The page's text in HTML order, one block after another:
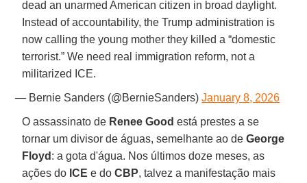
dead an unarmed American citizen in broad daylight.
Instead of accountability, the Trump administration is
now calling the young mother they killed a “domestic
terrorist.” We need real immigration reform, not a
militarized ICE.
— Bernie Sanders (@BernieSanders)January 8, 2026
O assassinato de Renee Good está prestes a se
tornar um divisor de águas, semelhante ao deGeorge
Floyd : a gota d'água. Nos últimos doze meses, as
ações do ICE e doCBP, talvez a manifestação mais